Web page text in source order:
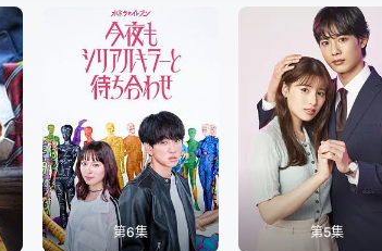
第6集 第5集